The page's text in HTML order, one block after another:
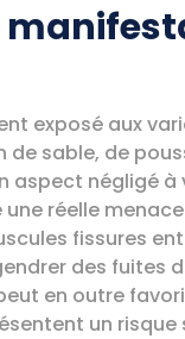
exposé aux
de sable, de
aspect négligé
réelle
fissures
des fuites
en outre
un